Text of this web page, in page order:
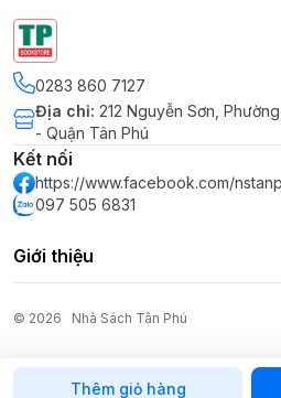
Thêm giỏ hàng
0283 860 7127
Địa chỉ: 212 Nguyễn Sơn,
- Quận Tân Phú
Kết nối
https://www.facebook.com/
097 505 6831
Giới thiệu
© 2026 Nhà Sách Tân Phú